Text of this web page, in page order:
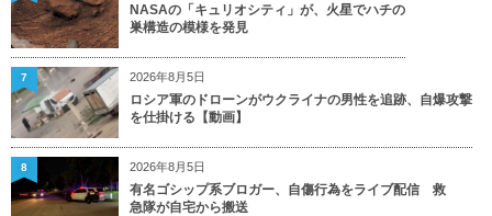
NASAの「キュリオシティ」が、火星でハチの
巣構造の模様を発見
2026年8月5日
ロシア軍のドローンがウクライナの男性を追跡、自爆攻撃
を仕掛ける【動画】
7
2026年8月5日
有名ゴシップ系ブロガー、自傷行為をライブ配信 救
急隊が自宅から搬送
8